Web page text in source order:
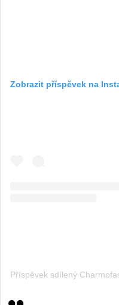
Zobrazit příspěvek na
Příspěvek sdílený